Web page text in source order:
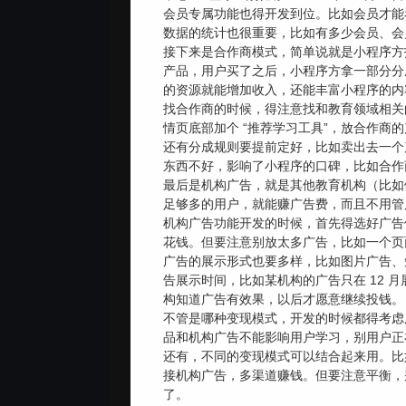
会员专属功能也得开发到位。比如会员才
数据的统计也很重要，比如有多少会员、
接下来是合作商模式，简单说就是小程序
产品，用户买了之后，小程序方拿一部分
的资源就能增加收入，还能丰富小程序的
找合作商的时候，得注意找和教育领域相
情页底部加个 “推荐学习工具”，放合作商
还有分成规则要提前定好，比如卖出去一
东西不好，影响了小程序的口碑，比如合
最后是机构广告，就是其他教育机构（比
足够多的用户，就能赚广告费，而且不用
机构广告功能开发的时候，首先得选好广
花钱。但要注意别放太多广告，比如一个
广告的展示形式也要多样，比如图片广告
告展示时间，比如某机构的广告只在 12
构知道广告有效果，以后才愿意继续投钱。
不管是哪种变现模式，开发的时候都得考
品和机构广告不能影响用户学习，别用户
还有，不同的变现模式可以结合起来用。
接机构广告，多渠道赚钱。但要注意平衡
了。